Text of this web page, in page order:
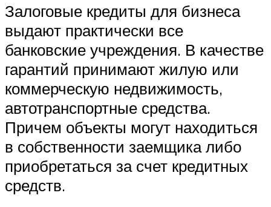
Залоговые кредиты для бизнеса
выдают практически все
банковские учреждения. В качестве
гарантий принимают жилую или
коммерческую недвижимость,
автотранспортные средства.
Причем объекты могут находиться
в собственности заемщика либо
приобретаться за счет кредитных
средств.